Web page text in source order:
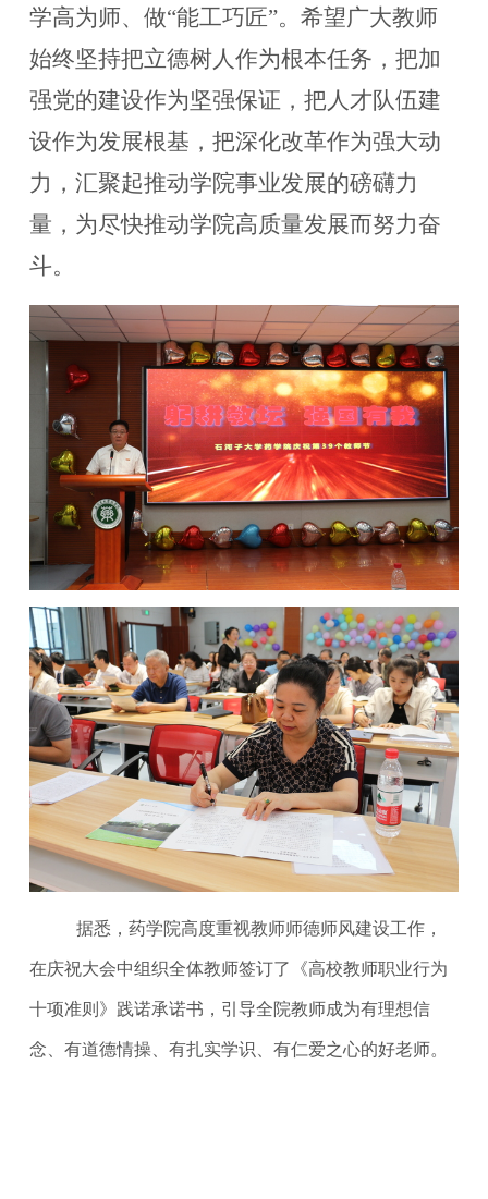
学高为师、做“能工巧匠”。希望广大教师
始终坚持把立德树人作为根本任务，把加
强党的建设作为坚强保证，把人才队伍建
设作为发展根基，把深化改革作为强大动
力，汇聚起推动学院事业发展的磅礴力
量，为尽快推动学院高质量发展而努力奋
斗。
据悉，药学院高度重视教师师德师风建设工作，
在庆祝大会中组织全体教师签订了《高校教师职业行为
十项准则》践诺承诺书，引导全院教师成为有理想信
念、有道德情操、有扎实学识、有仁爱之心的好老师。